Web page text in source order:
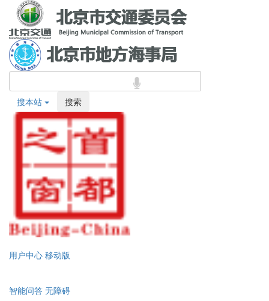
搜本站 搜索
用户中心 移动版
智能问答 无障碍